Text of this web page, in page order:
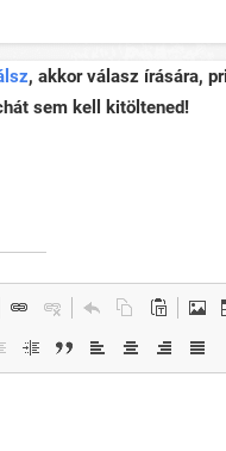
, akkor válasz írására,
sem kell kitöltened!